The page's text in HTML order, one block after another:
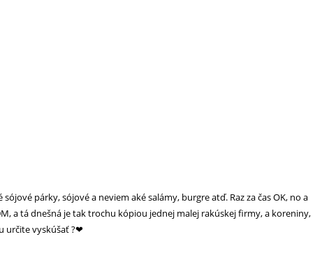
párky, sójové a neviem aké salámy, burgre atď. Raz za čas OK, no a
a tá dnešná je tak trochu kópiou jednej malej rakúskej firmy, a koreniny,
určite vyskúšať ?❤